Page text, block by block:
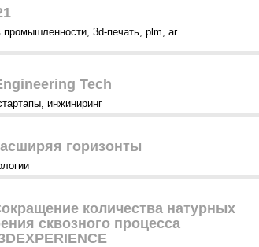
промышленности, 3d-печать, plm, ar
Tech
, инжиниринг
горизонты
количества натурных
сквозного процесса